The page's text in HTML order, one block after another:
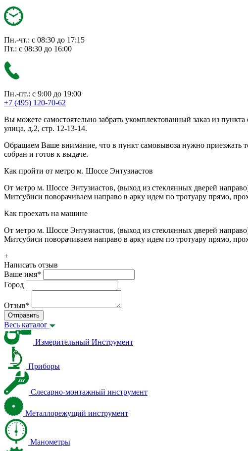
Пн.-чт.: с 08:30 до 17:15
Пт.: с 08:30 до 16:00
Пн.-пт.: с 9:00 до 19:00
+7 (495) 120-70-62
Вы можете самостоятельно забрать укомплектованный заказ из
улица, д.2, стр. 12-13-14.
Обращаем Ваше внимание, что в пункт самовывоза нужно приезжать
собран и готов к выдаче.
Как пройти от метро м. Шоссе Энтузиастов
От метро м. Шоссе Энтузиастов, (выход из стеклянных дверей
Митсубиси поворачиваем направо в арку идем по тротуару прямо,
Как проехать на машине
От метро м. Шоссе Энтузиастов, (выход из стеклянных дверей
Митсубиси поворачиваем направо в арку идем по тротуару прямо,
+
Написать отзыв
Ваше имя*
Город
Отзыв*
Отправить
Весь каталог
Измерительный Инструмент
Приборы
Слесарно-монтажный инструмент
Металлорежущий инструмент
Манометры